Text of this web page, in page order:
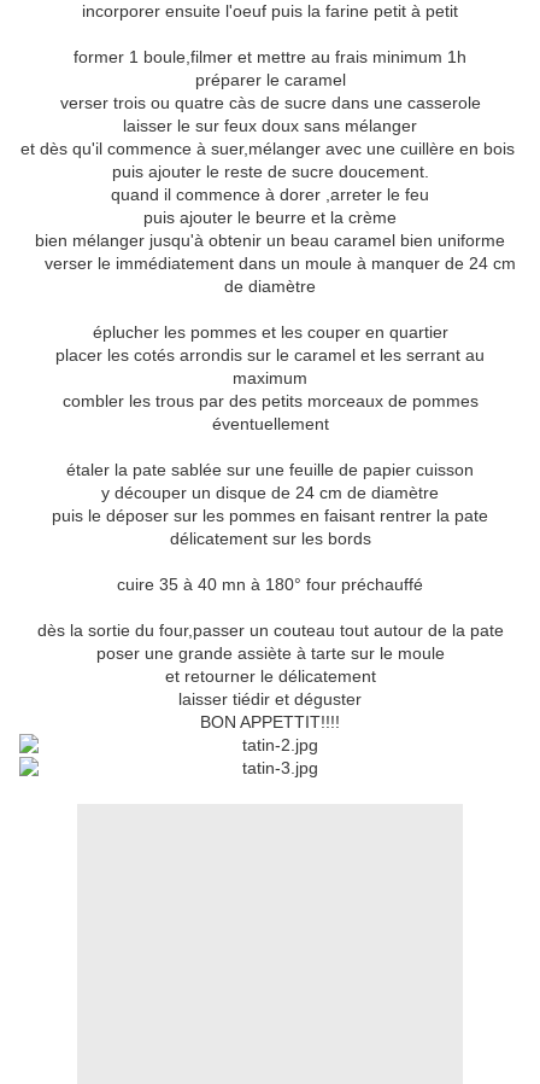
incorporer ensuite l'oeuf puis la farine petit à petit
former 1 boule,filmer et mettre au frais minimum 1h
préparer le caramel
verser trois ou quatre càs de sucre dans une casserole
laisser le sur feux doux sans mélanger
et dès qu'il commence à suer,mélanger avec une cuillère en bois
puis ajouter le reste de sucre doucement.
quand il commence à dorer ,arreter le feu
puis ajouter le beurre et la crème
bien mélanger jusqu'à obtenir un beau caramel bien uniforme
verser le immédiatement dans un moule à manquer de 24 cm
de diamètre
éplucher les pommes et les couper en quartier
placer les cotés arrondis sur le caramel et les serrant au
maximum
combler les trous par des petits morceaux de pommes
éventuellement
étaler la pate sablée sur une feuille de papier cuisson
y découper un disque de 24 cm de diamètre
puis le déposer sur les pommes en faisant rentrer la pate
délicatement sur les bords
cuire 35 à 40 mn à 180° four préchauffé
dès la sortie du four,passer un couteau tout autour de la pate
poser une grande assiète à tarte sur le moule
et retourner le délicatement
laisser tiédir et déguster
BON APPETTIT!!!!